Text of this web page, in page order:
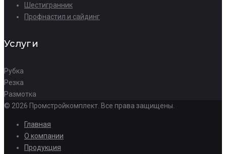
Шестигранник
Профнастил и сайдинг
Услуги
Рубка
Резка
Размотка
© 2026 Промстройкомплект. Все права защищены.
Главная
О компании
Продукция